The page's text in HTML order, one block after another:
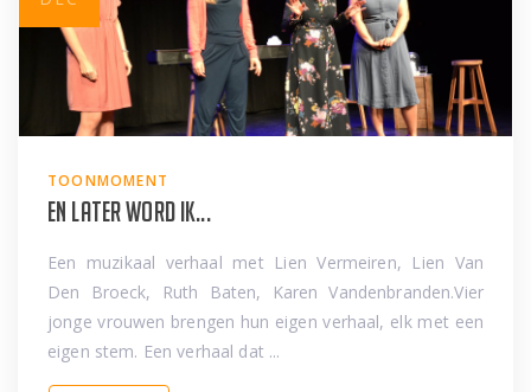
TOONMOMENT
En later word ik...
Een muzikaal verhaal met Lien Vermeiren, Lien Van
Den Broeck, Ruth Baten, Karen Vandenbranden.Vier
jonge vrouwen brengen hun eigen verhaal, elk met een
eigen stem. Een verhaal dat ...